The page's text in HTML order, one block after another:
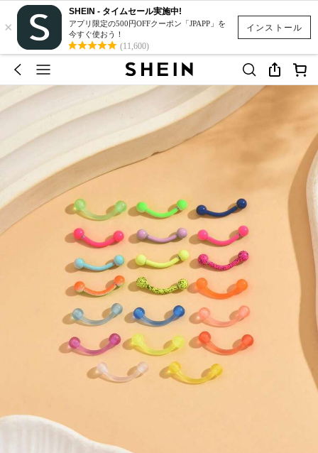
インストール
×
SHEIN - タイムセール実施中!
アプリ限定の500円OFFクーポン「JPAPP」を
今すぐ使おう！
(11,600)